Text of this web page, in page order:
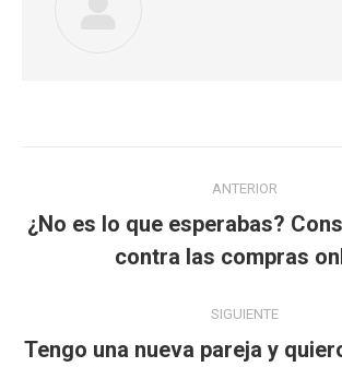
entre
publicaciones
ANTERIOR
Publicación
anterior:
¿No es lo que esperabas?
contra las compras
SIGUIENTE
Tengo una nueva pareja y